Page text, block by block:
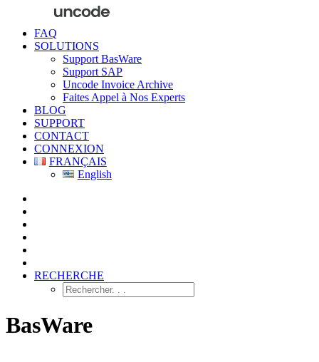
FAQ
SOLUTIONS
Support BasWare
Support SAP
Uncode Invoice Archive
Faites Appel à Nos Experts
BLOG
SUPPORT
CONTACT
CONNEXION
FRANÇAIS
English
RECHERCHE
BasWare